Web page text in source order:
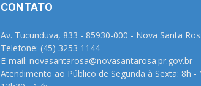
CONTATO
Av. Tucunduva, 833 - 85930-000 - Nova Santa
Telefone: (45) 3253 1144
E-mail: novasantarosa@novasantarosa.pr.gov.br
Atendimento ao Público de Segunda à Sexta: 8h -